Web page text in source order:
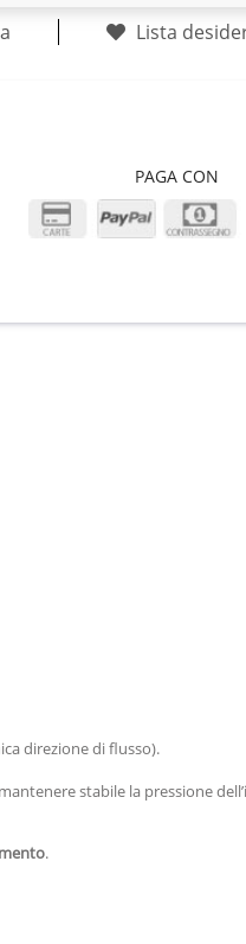
Lista
PAGA CON
direzione di flusso).
stabile la pressione
.